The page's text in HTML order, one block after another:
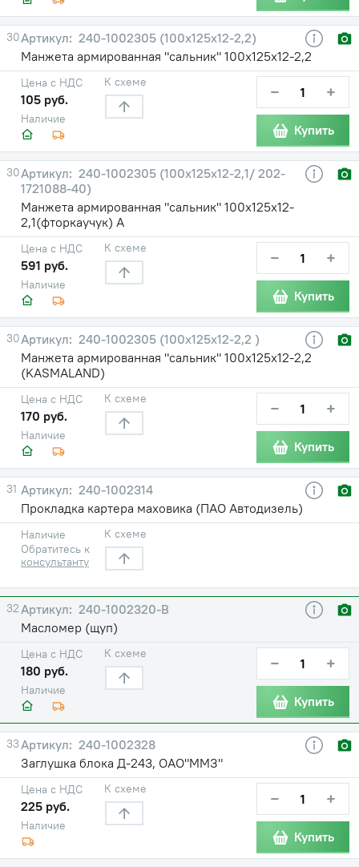
30
240-1002305 (100х125х12-2,2)
Манжета армированная "сальник" 100х125х12-2,2
Наличие
Цена с НДС
105 руб.
К схеме − +
Купить
30
240-1002305 (100х125х12-2,1/ 202-
1721088-40)
Манжета армированная "сальник" 100х125х12-
2,1(фторкаучук) А
Наличие
Цена с НДС
591 руб.
К схеме − +
Купить
30
240-1002305 (100х125х12-2,2 )
Манжета армированная "сальник" 100х125х12-2,2
(KASMALAND)
Наличие
Цена с НДС
170 руб.
К схеме − +
Купить
31
240-1002314
Прокладка картера маховика (ПАО Автодизель)
Наличие
Обратитесь к
консультанту
К схеме
32
240-1002320-В
Масломер (щуп)
Наличие
Цена с НДС
180 руб.
К схеме − +
Купить
33
240-1002328
Заглушка блока Д-243, ОАО"ММЗ"
Наличие
Цена с НДС
225 руб.
К схеме − +
Купить